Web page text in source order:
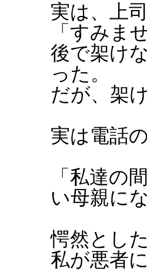
実は、上
「すみま
後で架け
った。
だが、架
実は電話
「私達の
い母親に
愕然とし
私が悪者